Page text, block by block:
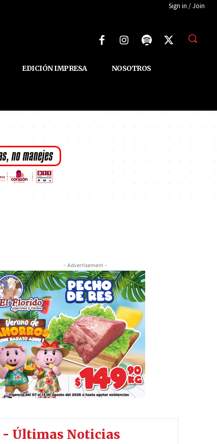
Sign in / Join
EDICIÓN IMPRESA NOSOTROS
- Advertisement -
- Últimas Noticias